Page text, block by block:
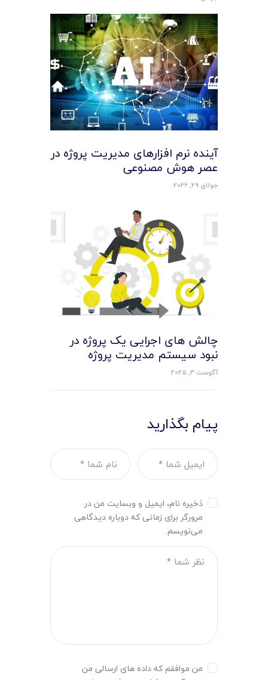
آینده نرم افزارهای مدیریت پروژه در
عصر هوش مصنوعی
جولای 29, 2026
چالش‌ های اجرایی یک پروژه در
نبود سیستم مدیریت پروژه
آگوست 3, 2025
پیام بگذارید
ذخیره نام، ایمیل و وبسایت من در
مرورگر برای زمانی که دوباره دیدگاهی
می‌نویسم.
من موافقم که داده های ارسالی من